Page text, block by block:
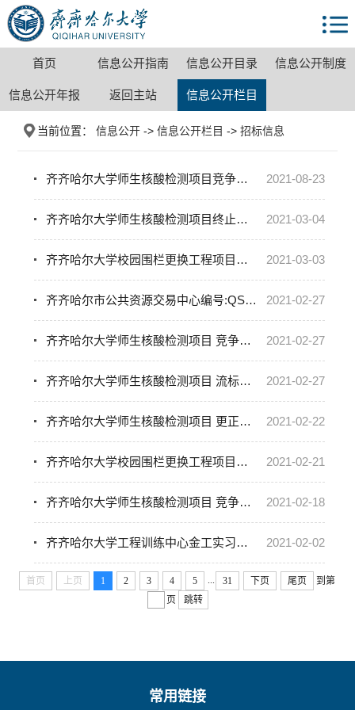
首页 信息公开指南 信息公开目录 信息公开制度
信息公开年报 返回主站 信息公开栏目
当前位置：信息公开 ->信息公开栏目 ->招标信息
2021-08-23
齐齐哈尔大学师生核酸检测项目竞争性谈判公告
2021-03-04
齐齐哈尔大学师生核酸检测项目终止公告（转自黑龙江省政府采购网）
2021-03-03
齐齐哈尔大学校园围栏更换工程项目更正公告（转自黑龙江省政府采购网）
2021-02-27
齐齐哈尔市公共资源交易中心编号:QSXJ2021-005询价采购项目成交结果公告（转自黑龙江省政府采购网）
2021-02-27
齐齐哈尔大学师生核酸检测项目 竞争性谈判（二次）公告（转自黑龙江省政府采购网）
2021-02-27
齐齐哈尔大学师生核酸检测项目 流标公告（转自黑龙江省政府采购网）
2021-02-22
齐齐哈尔大学师生核酸检测项目 更正公告（转自黑龙江省政府采购网）
2021-02-21
齐齐哈尔大学校园围栏更换工程项目中标（成交）结果公告（转自黑龙江省政府采购网）
2021-02-18
齐齐哈尔大学师生核酸检测项目 竞争性谈判公告（转自黑龙江省政府采购网）
2021-02-02
齐齐哈尔大学工程训练中心金工实习设备拆卸、搬运及安装项目单一来源成交公告（转自黑龙江省政府采购网）
首页 上页 1 2 3 4 5 31 下页 尾页
到第
页
跳转
常用链接